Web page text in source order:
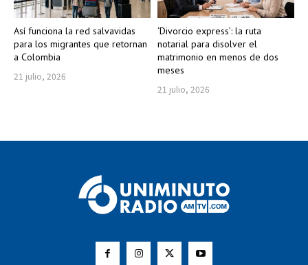
Así funciona la red salvavidas
para los migrantes que retornan
a Colombia
21 julio, 2026
‘Divorcio express’: la ruta
notarial para disolver el
matrimonio en menos de dos
meses
21 julio, 2026